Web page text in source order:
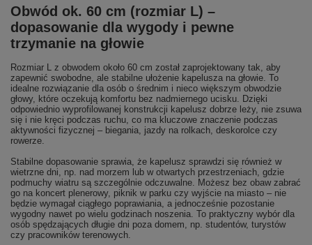
Obwód ok. 60 cm (rozmiar L) –
dopasowanie dla wygody i pewne
trzymanie na głowie
Rozmiar L z obwodem około 60 cm został zaprojektowany tak, aby
zapewnić swobodne, ale stabilne ułożenie kapelusza na głowie. To
idealne rozwiązanie dla osób o średnim i nieco większym obwodzie
głowy, które oczekują komfortu bez nadmiernego ucisku. Dzięki
odpowiednio wyprofilowanej konstrukcji kapelusz dobrze leży, nie zsuwa
się i nie kręci podczas ruchu, co ma kluczowe znaczenie podczas
aktywności fizycznej – biegania, jazdy na rolkach, deskorolce czy
rowerze.
Stabilne dopasowanie sprawia, że kapelusz sprawdzi się również w
wietrzne dni, np. nad morzem lub w otwartych przestrzeniach, gdzie
podmuchy wiatru są szczególnie odczuwalne. Możesz bez obaw zabrać
go na koncert plenerowy, piknik w parku czy wyjście na miasto – nie
będzie wymagał ciągłego poprawiania, a jednocześnie pozostanie
wygodny nawet po wielu godzinach noszenia. To praktyczny wybór dla
osób spędzających długie dni poza domem, np. studentów, turystów
czy pracowników terenowych.